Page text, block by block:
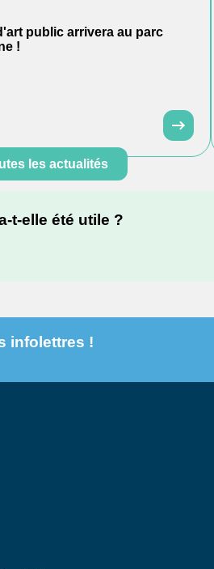
public arrivera au parc
!
les actualités
t-elle été utile ?
infolettres !